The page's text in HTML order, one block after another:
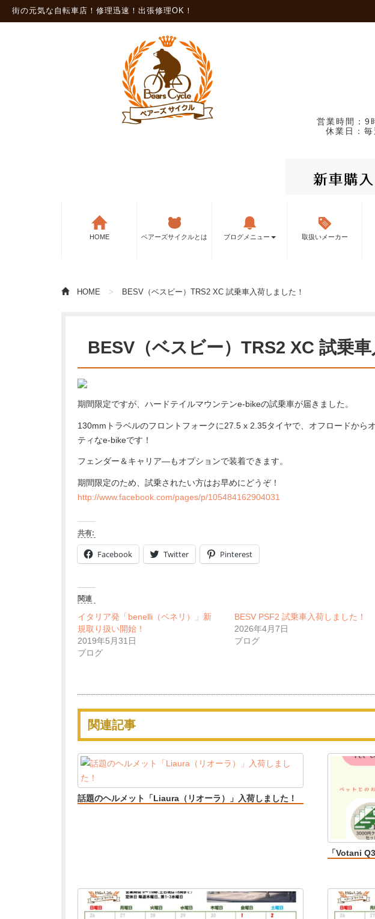
街の元気な自転車店！修理迅速！出張修理OK！
営業時間：9
休業日：
HOME ベアーズサイクルとは ブログメニュー 取扱いメーカー
HOME BESV（ベスビー）TRS2 XC 試乗車入荷しました！
BESV（ベスビー）TRS2 XC 試乗車
期間限定ですが、ハードテイルマウンテンe-bikeの試乗車が届きました。
130mmトラベルのフロントフォークに27.5 x 2.35タイヤで、オフロードから
ティなe-bikeです！
フェンダー＆キャリア―もオプションで装着できます。
期間限定のため、試乗されたい方はお早めにどうぞ！
http://www.facebook.com/pages/p/105484162904031
共有:
Facebook Twitter Pinterest
関連
イタリア発「benelli（ベネリ）」新
規取り扱い開始！
2019年5月31日
ブログ
BESV PSF2 試乗車入荷しました！
2026年4月7日
ブログ
関連記事
話題のヘルメット「Liaura（リオーラ）」入荷しました！
「Votani